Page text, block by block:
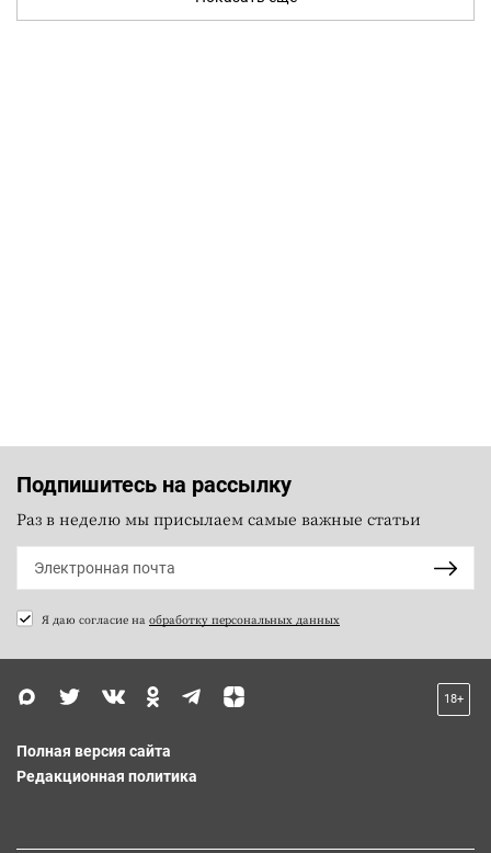
Подпишитесь на рассылку
Раз в неделю мы присылаем самые важные статьи
Я даю согласие на обработку персональных данных
18+
Полная версия сайта
Редакционная политика